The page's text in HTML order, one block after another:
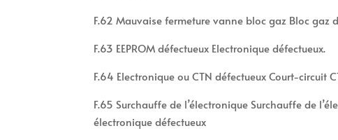
F.62 Mauvaise fermeture vanne bloc gaz Bloc gaz
F.63 EEPROM défectueux Electronique défectueux.
F.64 Electronique ou CTN défectueux Court-circuit
F.65 Surchauffe de l’électronique Surchauffe de
électronique défectueux